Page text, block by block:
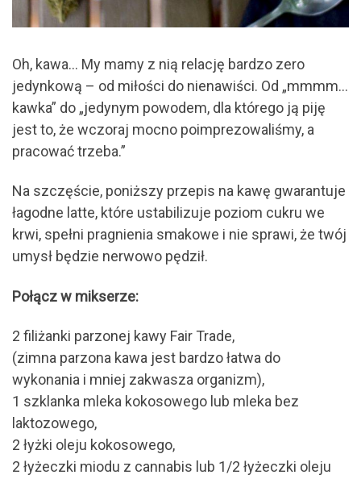
Oh, kawa… My mamy z nią relację bardzo zero
jedynkową – od miłości do nienawiści. Od „mmmm…
kawka” do „jedynym powodem, dla którego ją piję
jest to, że wczoraj mocno poimprezowaliśmy, a
pracować trzeba.”
Na szczęście, poniższy przepis na kawę gwarantuje
łagodne latte, które ustabilizuje poziom cukru we
krwi, spełni pragnienia smakowe i nie sprawi, że twój
umysł będzie nerwowo pędził.
Połącz w mikserze:
2 filiżanki parzonej kawy Fair Trade,
(zimna parzona kawa jest bardzo łatwa do
wykonania i mniej zakwasza organizm),
1 szklanka mleka kokosowego lub mleka bez
laktozowego,
2 łyżki oleju kokosowego,
2 łyżeczki miodu z cannabis lub 1/2 łyżeczki oleju